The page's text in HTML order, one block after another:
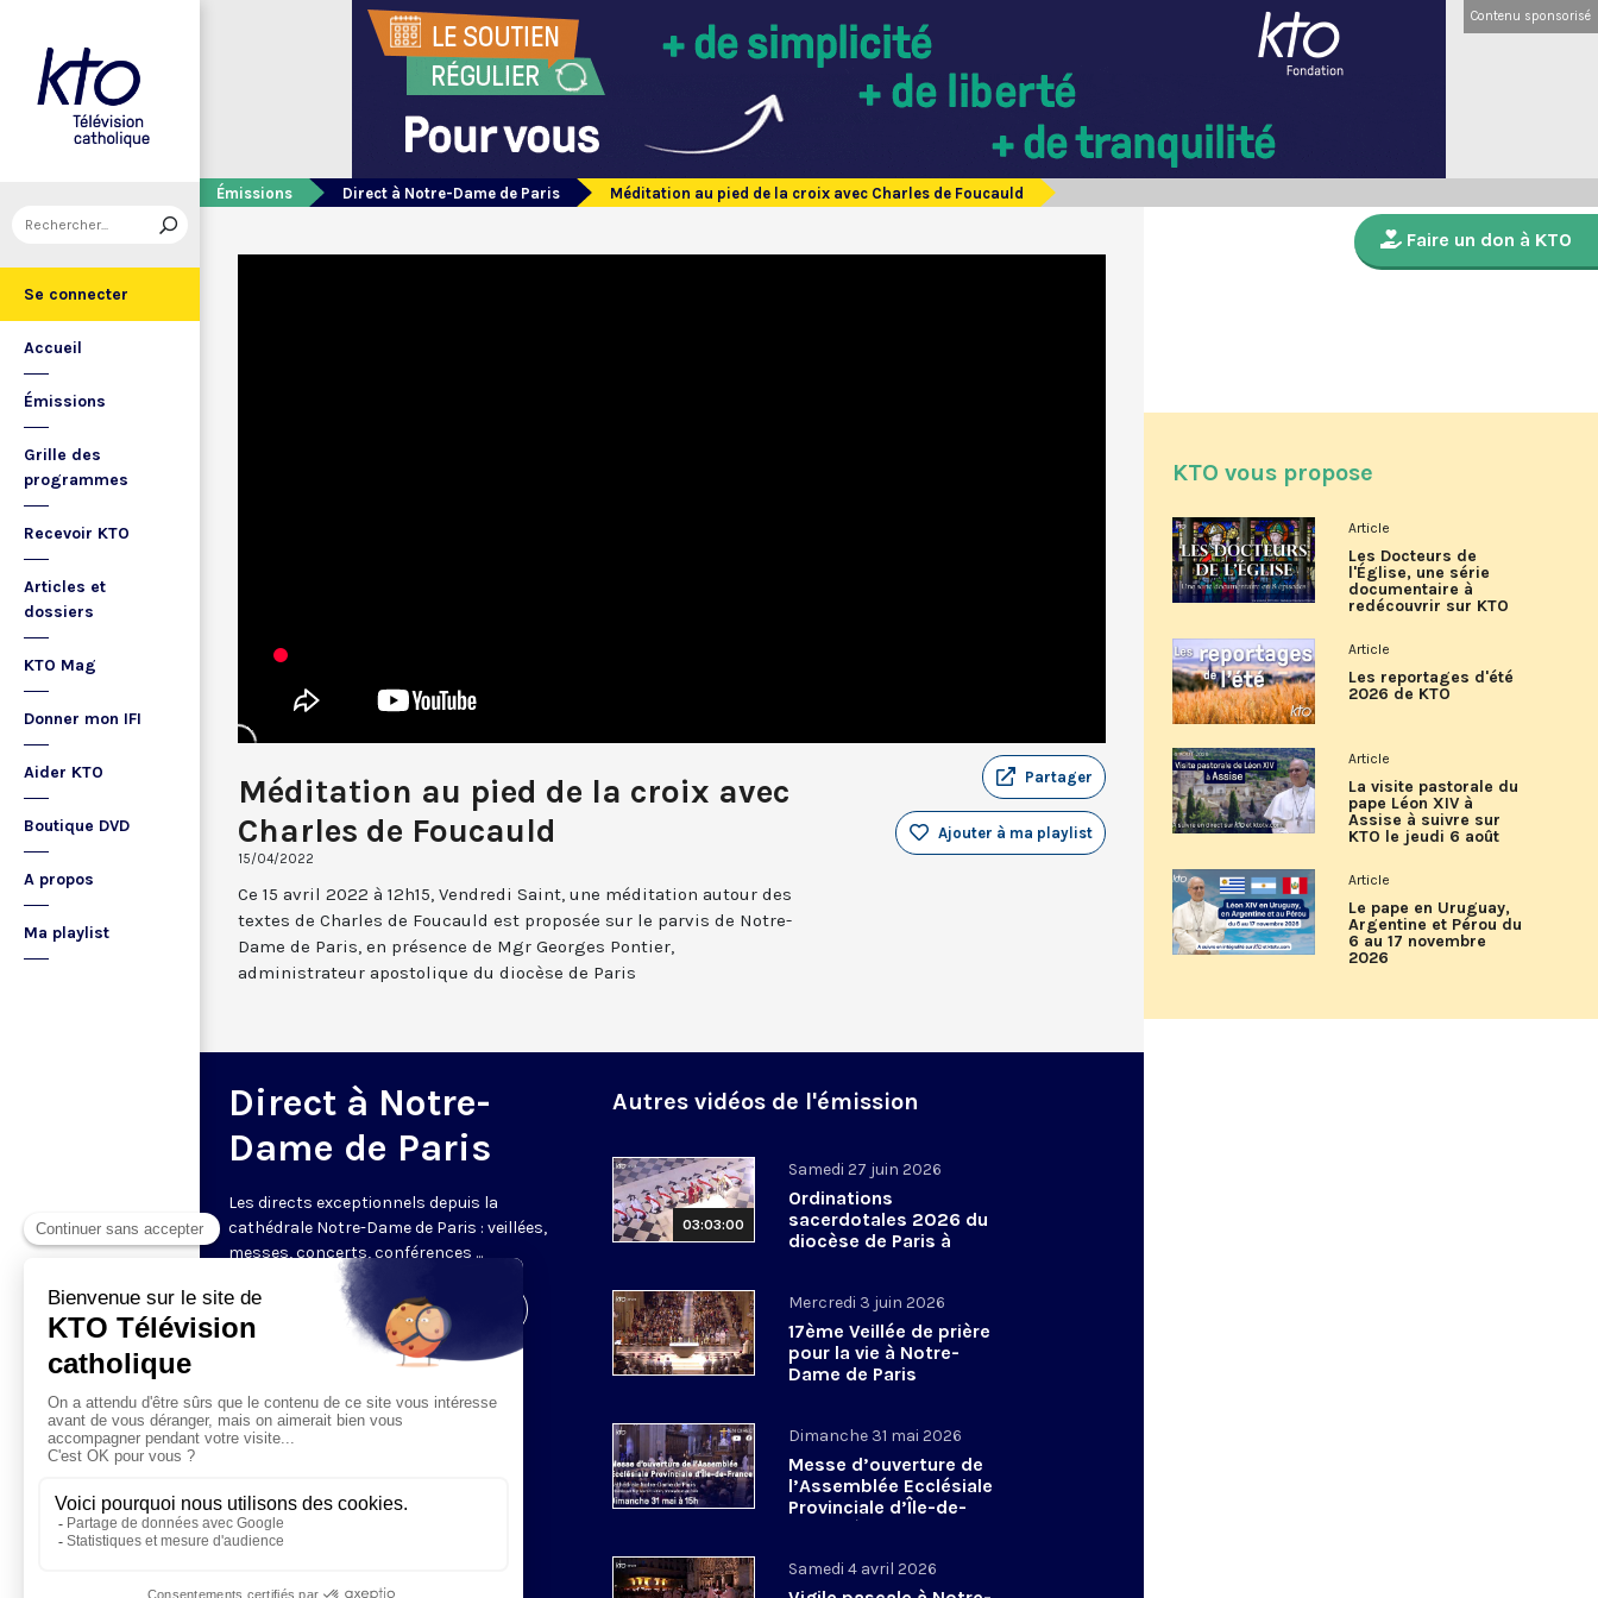
Se connecter
Accueil
Émissions
Grille des
programmes
Recevoir KTO
Articles et
dossiers
KTO Mag
Donner mon IFI
Aider KTO
Boutique DVD
A propos
Ma playlist
Contenu sponsorisé
Émissions Direct à Notre-Dame de Paris Méditation au pied de la croix avec Charles de Foucauld
Méditation au pied de la croix avec
Charles de Foucauld
15/04/2022
Partager
Ajouter à ma playlist
Ce 15 avril 2022 à 12h15, Vendredi Saint, une méditation autour des
textes de Charles de Foucauld est proposée sur le parvis de Notre-
Dame de Paris, en présence de Mgr Georges Pontier,
administrateur apostolique du diocèse de Paris
Direct à Notre-
Dame de Paris
Les directs exceptionnels depuis la
cathédrale Notre-Dame de Paris : veillées,
messes, concerts, conférences ...
Visiter la page de l'émission
Autres vidéos de l'émission
03:03:00
Samedi 27 juin 2026
Ordinations
sacerdotales 2026 du
diocèse de Paris à
Mercredi 3 juin 2026
17ème Veillée de prière
pour la vie à Notre-
Dame de Paris
Dimanche 31 mai 2026
Messe d’ouverture de
l’Assemblée Ecclésiale
Provinciale d’Île-de-
France à Notre-Dame
Samedi 4 avril 2026
Faire un don à KTO
KTO vous propose
Article
Les Docteurs de
l'Église, une série
documentaire à
redécouvrir sur KTO
Article
Les reportages d'été
2026 de KTO
Article
La visite pastorale du
pape Léon XIV à
Assise à suivre sur
KTO le jeudi 6 août
Article
Le pape en Uruguay,
Argentine et Pérou du
6 au 17 novembre
2026